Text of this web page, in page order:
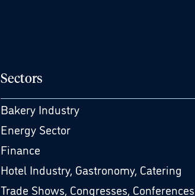
Sectors
Bakery Industry
Energy Sector
Finance
Hotel Industry, Gastronomy, Catering
Trade Shows, Congresses, Conferences